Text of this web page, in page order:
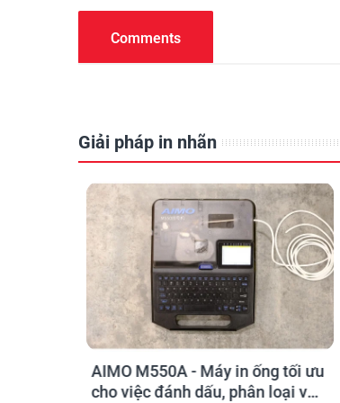
Comments
Giải pháp in nhãn
AIMO M550A - Máy in ống tối ưu
cho việc đánh dấu, phân loại và